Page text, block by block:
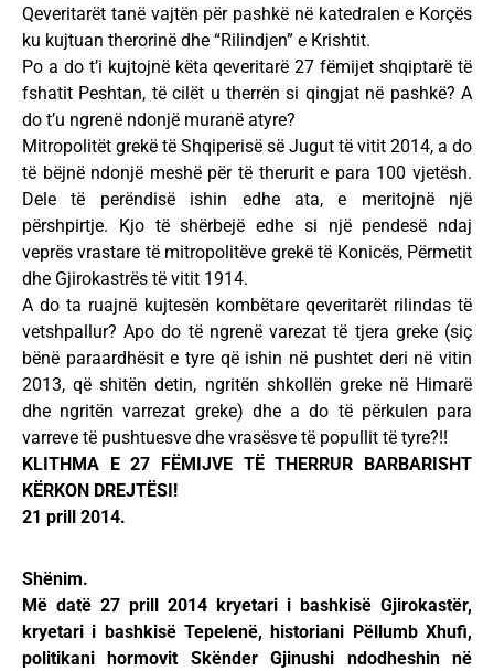
Qeveritarët tanë vajtën për pashkë në katedralen e Korçës
ku kujtuan therorinë dhe “Rilindjen” e Krishtit.
Po a do t’i kujtojnë këta qeveritarë 27 fëmijet shqiptarë të
fshatit Peshtan, të cilët u therrën si qingjat në pashkë? A
do t’u ngrenë ndonjë muranë atyre?
Mitropolitët grekë të Shqiperisë së Jugut të vitit 2014, a do
të bëjnë ndonjë meshë për të therurit e para 100 vjetësh.
Dele të perëndisë ishin edhe ata, e meritojnë një
përshpirtje. Kjo të shërbejë edhe si një pendesë ndaj
veprës vrastare të mitropolitëve grekë të Konicës, Përmetit
dhe Gjirokastrës të vitit 1914.
A do ta ruajnë kujtesën kombëtare qeveritarët rilindas të
vetshpallur? Apo do të ngrenë varezat të tjera greke (siç
bënë paraardhësit e tyre që ishin në pushtet deri në vitin
2013, që shitën detin, ngritën shkollën greke në Himarë
dhe ngritën varrezat greke) dhe a do të përkulen para
varreve të pushtuesve dhe vrasësve të popullit të tyre?!!
KLITHMA E 27 FËMIJVE TË THERRUR BARBARISHT
KËRKON DREJTËSI!
21 prill 2014.
Shënim.
Më datë 27 prill 2014 kryetari i bashkisë Gjirokastër,
kryetari i bashkisë Tepelenë, historiani Pëllumb Xhufi,
politikani hormovit Skënder Gjinushi ndodheshin në